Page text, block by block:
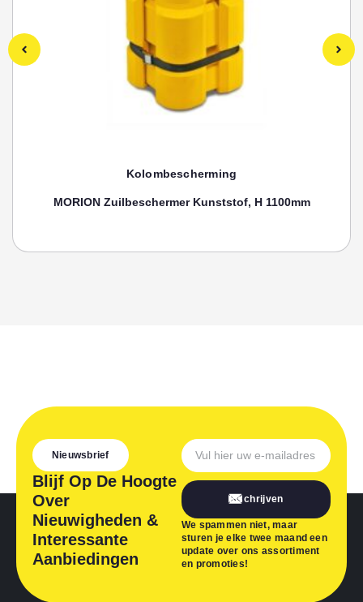
Kolombescherming
Toebehoren, SPANRIEM MORION
Nieuwsbrief
Blijf Op De Hoogte
Over
Nieuwigheden &
Interessante
Aanbiedingen
Inschrijven
We spammen niet, maar
sturen je elke twee maand een
update over ons assortiment
en promoties!